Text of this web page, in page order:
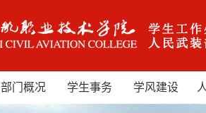
部门概况 学生事务 学风建设